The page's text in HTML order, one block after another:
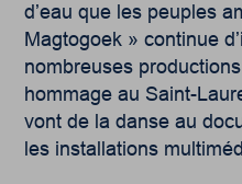
d’eau que les peuples
Magtogoek » continue
nombreuses
hommage au Saint-
vont de la danse au
les installations